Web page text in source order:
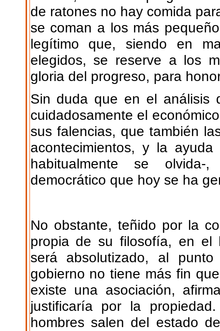
de ratones no hay comida
se coman a los más
legítimo que, siendo en
elegidos, se reserve a los
gloria del progreso, para
Sin duda que en el análisis
cuidadosamente el
sus falencias, que también
acontecimientos, y la
habitualmente se
democrático que hoy se ha
No obstante, teñido por la
propia de su filosofía, en el
será absolutizado, al
gobierno no tiene más fin
existe una asociación,
justificaría por la
hombres salen del estado